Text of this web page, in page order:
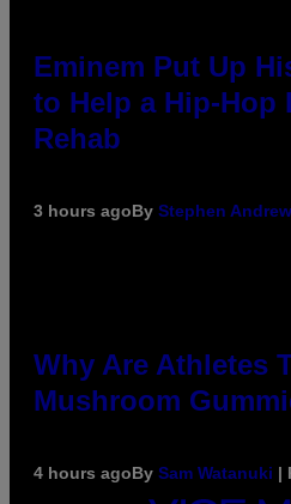
Eminem Put Up
to Help a Hip-Hop
Rehab
3 hours agoBy Stephen
Why Are Athletes
Mushroom
4 hours agoBy Sam Watanuki |